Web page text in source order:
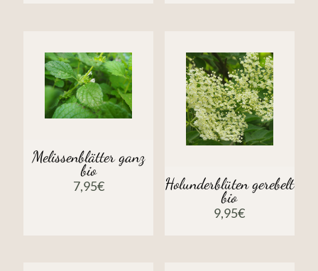
Melissenblätter ganz
bio
7,95€ Holunderblüten gerebelt
bio
9,95€